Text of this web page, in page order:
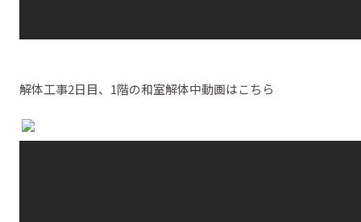
解体工事2日目、1階の和室解体中動画はこちら